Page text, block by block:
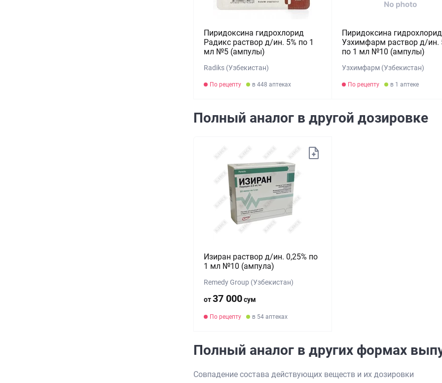
Пиридоксина гидрохлорид
Радикс раствор д/ин. 5% по 1
мл №5 (ампулы)
Radiks (Узбекистан)
По рецепту в 448 аптеках
Пиридоксина гидрохлорид
Узхимфарм раствор д/ин.
по 1 мл №10 (ампулы)
Узхимфарм (Узбекистан)
По рецепту в 1 аптеке
Полный аналог в другой дозировке
Изиран раствор д/ин. 0,25% по
1 мл №10 (ампула)
Remedy Group (Узбекистан)
от37 000сум
По рецепту в 54 аптеках
Полный аналог в других формах
Совпадение состава действующих веществ и их дозировки